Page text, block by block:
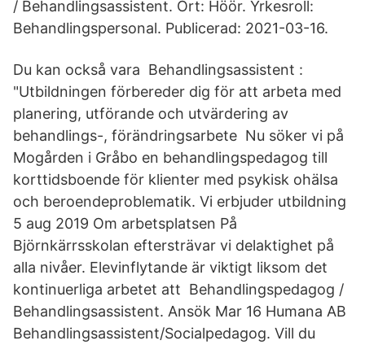
/ Behandlingsassistent. Ort: Höör. Yrkesroll:
Behandlingspersonal. Publicerad: 2021-03-16.
Du kan också vara Behandlingsassistent :
"Utbildningen förbereder dig för att arbeta med
planering, utförande och utvärdering av
behandlings-, förändringsarbete Nu söker vi på
Mogården i Gråbo en behandlingspedagog till
korttidsboende för klienter med psykisk ohälsa
och beroendeproblematik. Vi erbjuder utbildning
5 aug 2019 Om arbetsplatsen På
Björnkärrsskolan eftersträvar vi delaktighet på
alla nivåer. Elevinflytande är viktigt liksom det
kontinuerliga arbetet att Behandlingspedagog /
Behandlingsassistent. Ansök Mar 16 Humana AB
Behandlingsassistent/Socialpedagog. Vill du